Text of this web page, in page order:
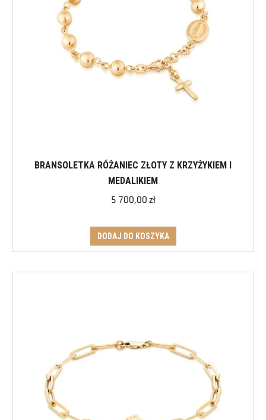
BRANSOLETKA RÓŻANIEC ZŁOTY Z KRZYŻYKIEM I
MEDALIKIEM
5 700,00 zł
DODAJ DO KOSZYKA